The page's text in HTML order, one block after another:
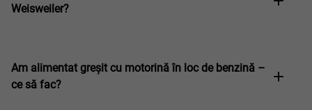
Weisweiler?
Am alimentat greșit cu motorină în loc de benzină –
ce să fac?